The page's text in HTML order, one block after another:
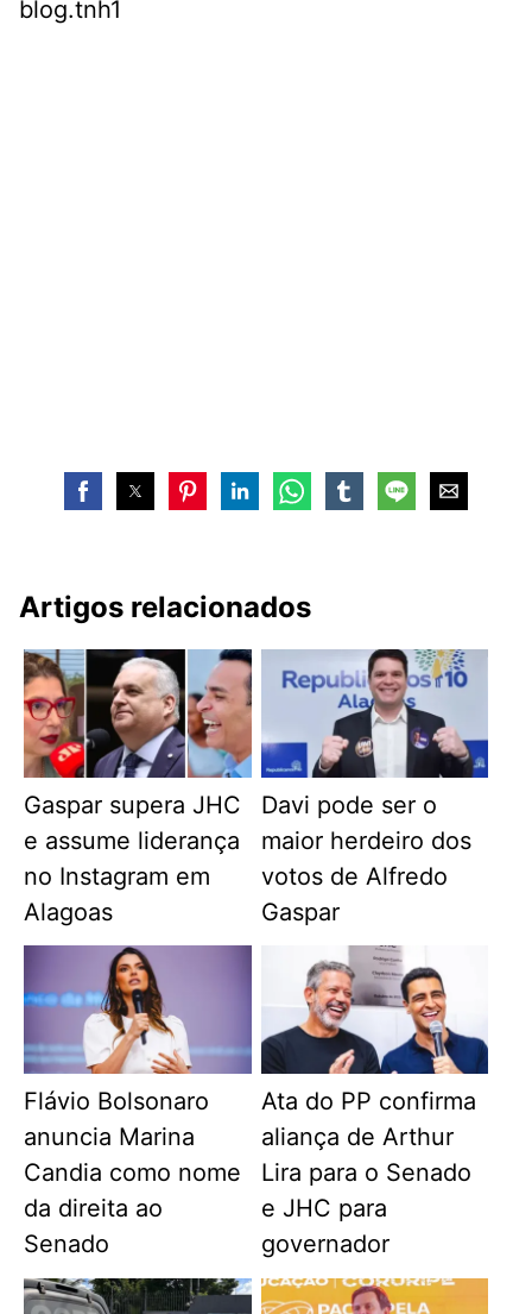
blog.tnh1
Artigos relacionados
Gaspar supera JHC
e assume liderança
no Instagram em
Alagoas
Davi pode ser o
maior herdeiro dos
votos de Alfredo
Gaspar
Flávio Bolsonaro
anuncia Marina
Candia como nome
da direita ao
Senado
Ata do PP confirma
aliança de Arthur
Lira para o Senado
e JHC para
governador